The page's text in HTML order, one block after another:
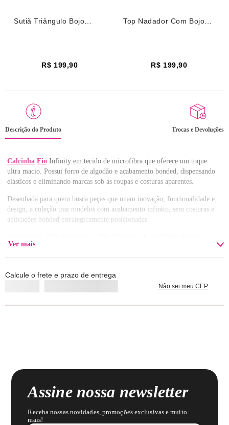
Sutiã Triângulo Bojo
R$ 199,90
Top Nadador Com Bojo
R$ 199,90
Descrição do Produto Trocas e Devoluções
Calcinha Fio Infinity em tecido de microfibra que oferece um toque
ultra macio. Possui forro de algodão e acabamento bonded, dispensando
elásticos e eliminando marcas sob as roupas e costuras aparentes.
Desenhada para quem busca peças que unam inovação, funcionalidade e
design, a coleção traz modelos com acabamento infinito, sem costuras e
aplicações bonded estrategicamente posicionadas.
Ver mais
Calcule o frete e prazo de entrega
Não sei meu CEP
Assine nossa newsletter
Receba nossas novidades, promoções exclusivas e muito
mais!